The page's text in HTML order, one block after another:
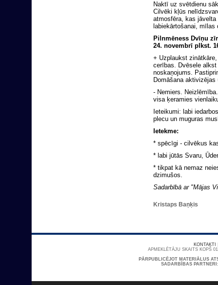
Naktī uz svētdienu
Cilvēki kļūs
atmosfēra, kas
labiekārtošanai,
Pilnmēness Dvīņu
24. novembrī plkst.
+ Uzplaukst
cerības. Dvēsele
noskaņojums.
Domāšana
- Nemiers.
visa ķeramies
Ieteikumi: labi
plecu un muguras
Ietekme:
* spēcīgi - cilvēkus
* labi jūtās Svaru,
* tikpat kā nemaz
dzimušos.
Sadarbībā ar "Mājas
Kristaps Baņķis
KONTAKTI
APMEKLĒTĀJU SKAITS KOPŠ
PĀRPUBLICĒJOT MATERIĀLUS
SADARBĪBAS